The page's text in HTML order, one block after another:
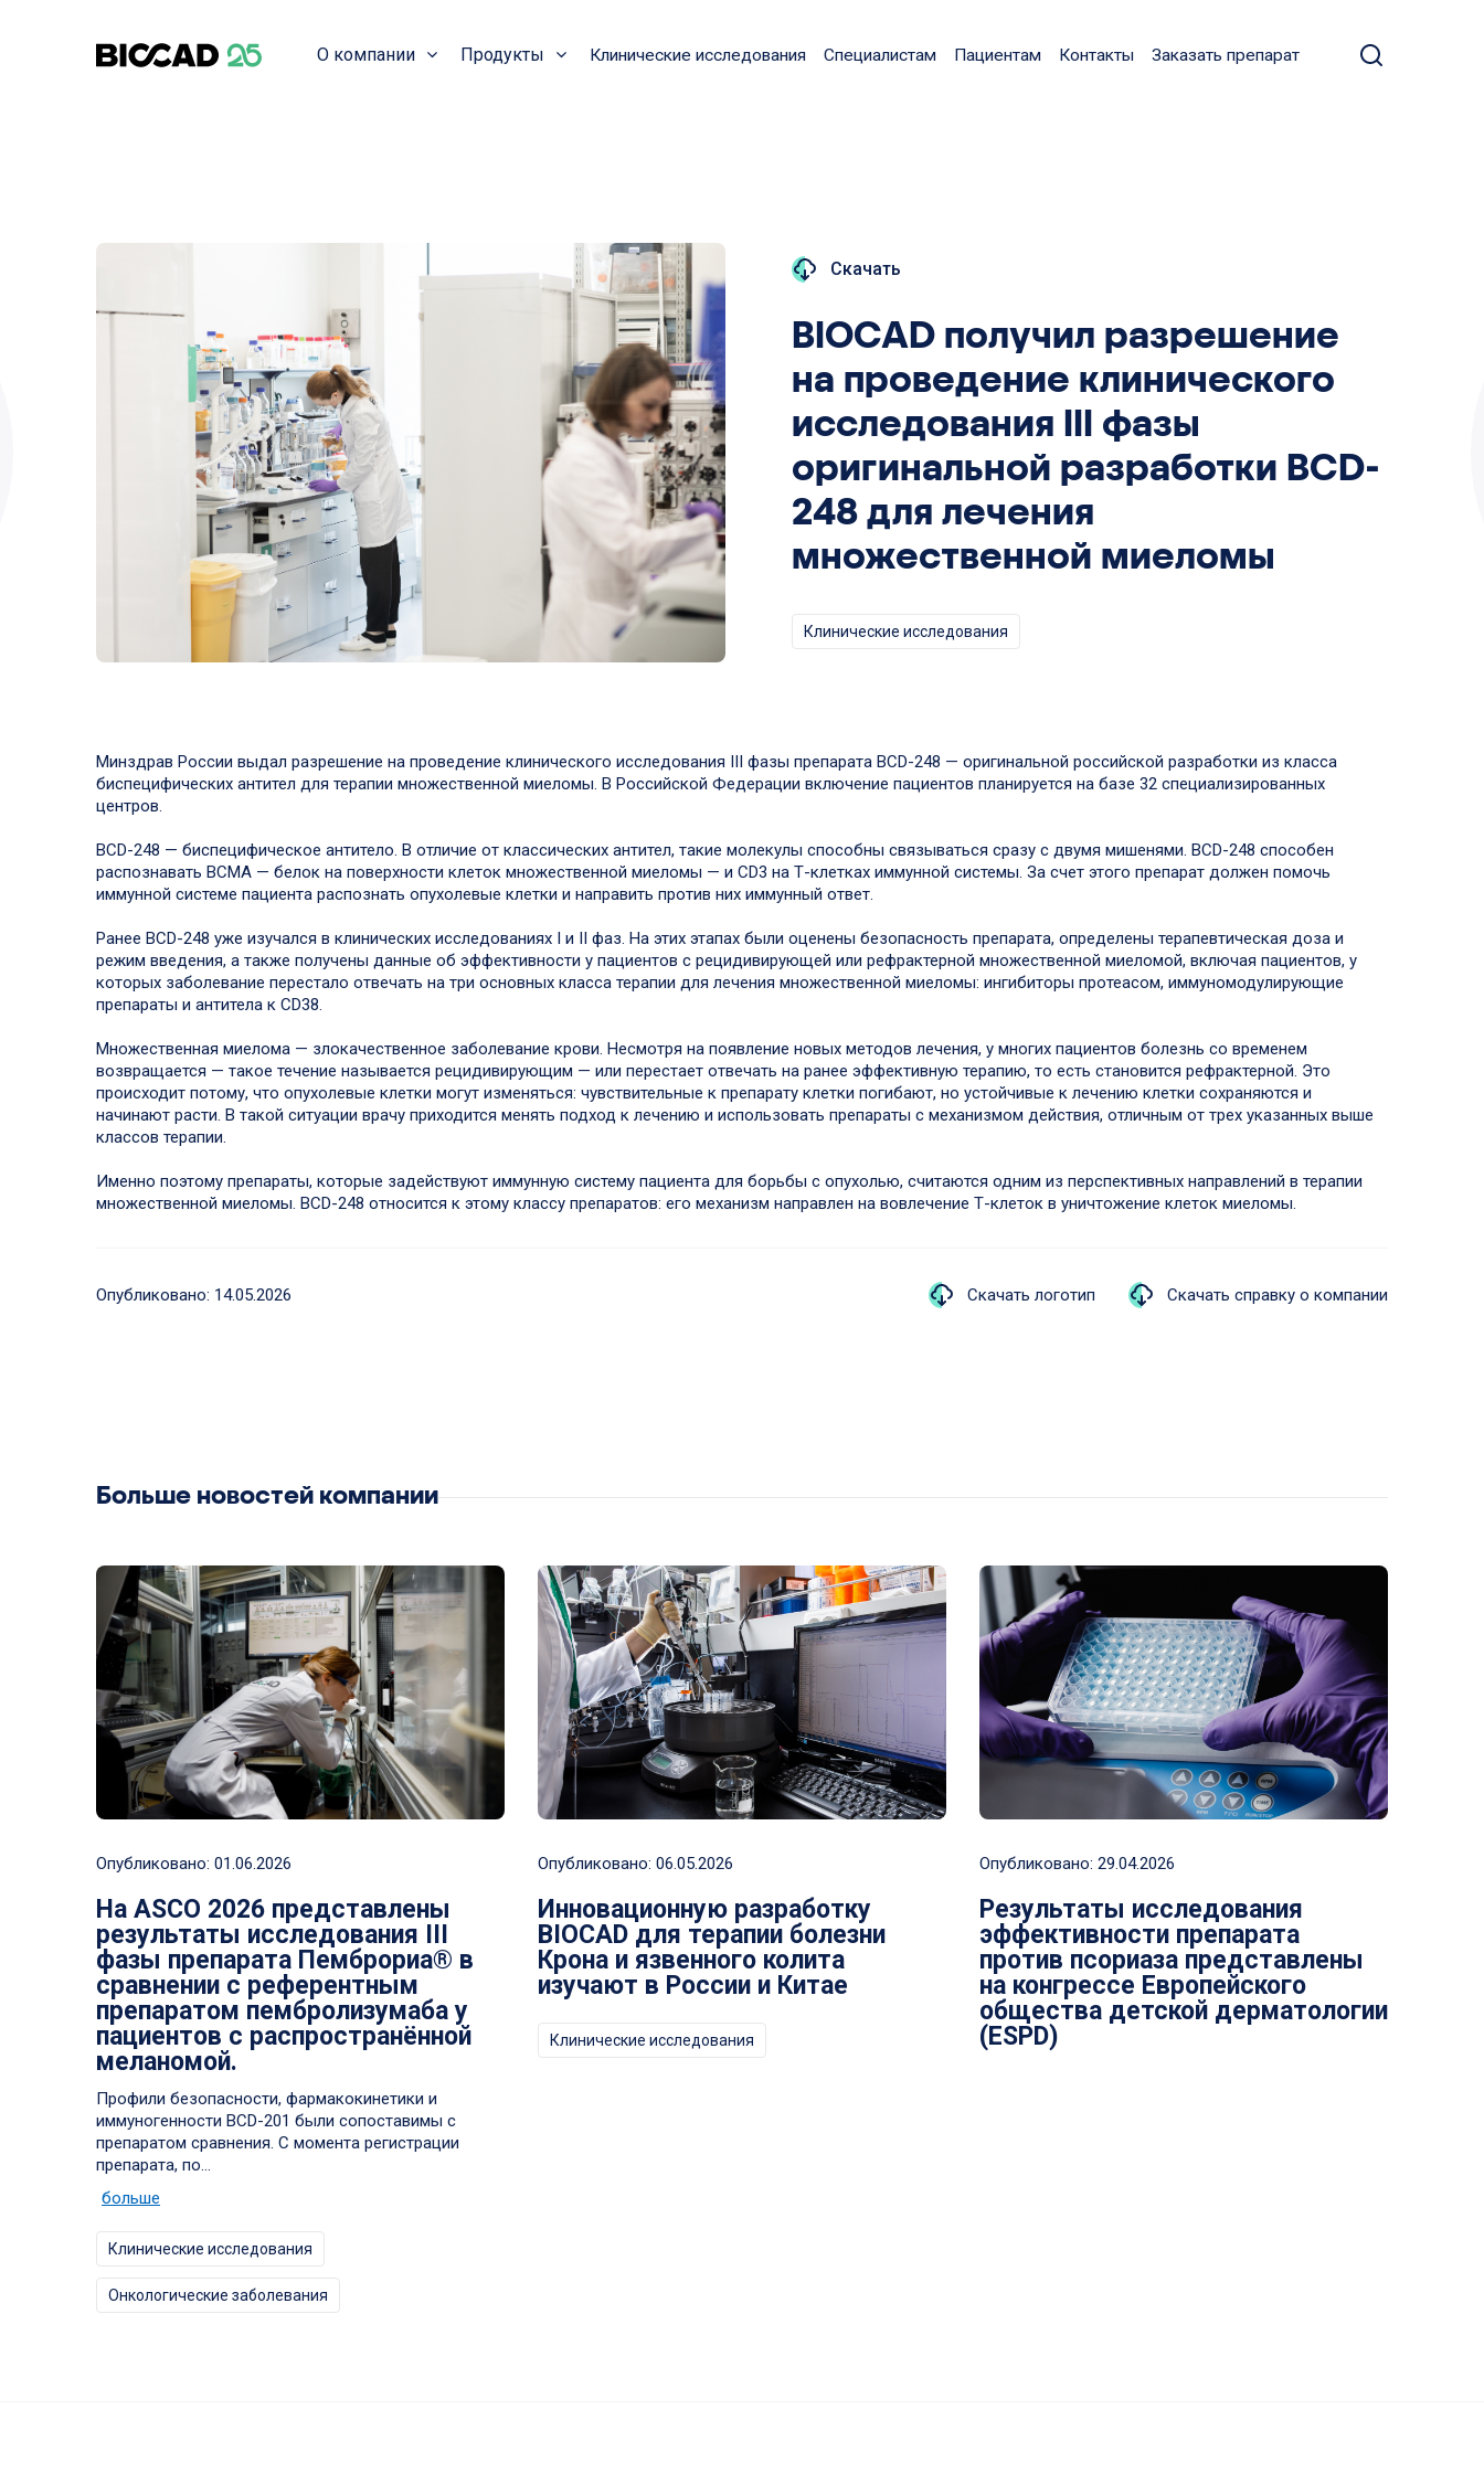
О компании Продукты Клинические исследования Специалистам Пациентам Контакты Заказать препарат
Скачать
BIOCAD получил разрешение
на проведение клинического
исследования III фазы
оригинальной разработки BCD-
248 для лечения
множественной миеломы
Клинические исследования
Минздрав России выдал разрешение на проведение клинического исследования III фазы препарата BCD-248 — оригинальной российской разработки из класса
биспецифических антител для терапии множественной миеломы. В Российской Федерации включение пациентов планируется на базе 32 специализированных
центров.
BCD-248 — биспецифическое антитело. В отличие от классических антител, такие молекулы способны связываться сразу с двумя мишенями. BCD-248 способен
распознавать BCMA — белок на поверхности клеток множественной миеломы — и CD3 на Т-клетках иммунной системы. За счет этого препарат должен помочь
иммунной системе пациента распознать опухолевые клетки и направить против них иммунный ответ.
Ранее BCD-248 уже изучался в клинических исследованиях I и II фаз. На этих этапах были оценены безопасность препарата, определены терапевтическая доза и
режим введения, а также получены данные об эффективности у пациентов с рецидивирующей или рефрактерной множественной миеломой, включая пациентов, у
которых заболевание перестало отвечать на три основных класса терапии для лечения множественной миеломы: ингибиторы протеасом, иммуномодулирующие
препараты и антитела к CD38.
Множественная миелома — злокачественное заболевание крови. Несмотря на появление новых методов лечения, у многих пациентов болезнь со временем
возвращается — такое течение называется рецидивирующим — или перестает отвечать на ранее эффективную терапию, то есть становится рефрактерной. Это
происходит потому, что опухолевые клетки могут изменяться: чувствительные к препарату клетки погибают, но устойчивые к лечению клетки сохраняются и
начинают расти. В такой ситуации врачу приходится менять подход к лечению и использовать препараты с механизмом действия, отличным от трех указанных выше
классов терапии.
Именно поэтому препараты, которые задействуют иммунную систему пациента для борьбы с опухолью, считаются одним из перспективных направлений в терапии
множественной миеломы. BCD-248 относится к этому классу препаратов: его механизм направлен на вовлечение Т-клеток в уничтожение клеток миеломы.
Опубликовано: 14.05.2026 Скачать логотип Скачать справку о компании
Больше новостей компании
Опубликовано: 01.06.2026
На ASCO 2026 представлены
результаты исследования III
фазы препарата Пемброриа® в
сравнении с референтным
препаратом пембролизумаба у
пациентов с распространённой
меланомой.
Профили безопасности, фармакокинетики и
иммуногенности BCD-201 были сопоставимы с
препаратом сравнения. С момента регистрации
препарата, по...
больше
Клинические исследования
Онкологические заболевания
Опубликовано: 06.05.2026
Инновационную разработку
BIOCAD для терапии болезни
Крона и язвенного колита
изучают в России и Китае
Клинические исследования
Опубликовано: 29.04.2026
Результаты исследования
эффективности препарата
против псориаза представлены
на конгрессе Европейского
общества детской дерматологии
(ESPD)